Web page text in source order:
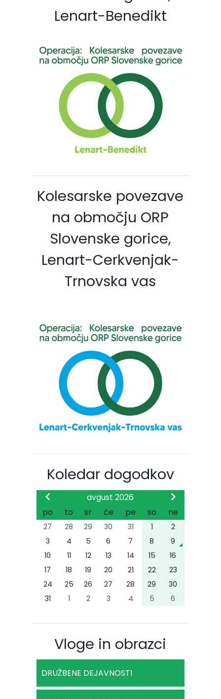
Lenart-Benedikt
Kolesarske povezave
na območju ORP
Slovenske gorice,
Lenart-Cerkvenjak-
Trnovska vas
Koledar dogodkov
avgust 2026
po
to sr če pe so ne
27 28 29 30 31 1
2
3
4 5 6 7 8
9
10
11 12 13 14 15
16
17
18 19 20 21 22
23
24
25 26 27 28 29
30
31
1 2 3 4 5 6
Vloge in obrazci
DRUŽBENE DEJAVNOSTI